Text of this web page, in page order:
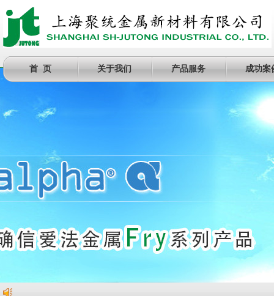
首 页 关于我们 产品服务 成功案